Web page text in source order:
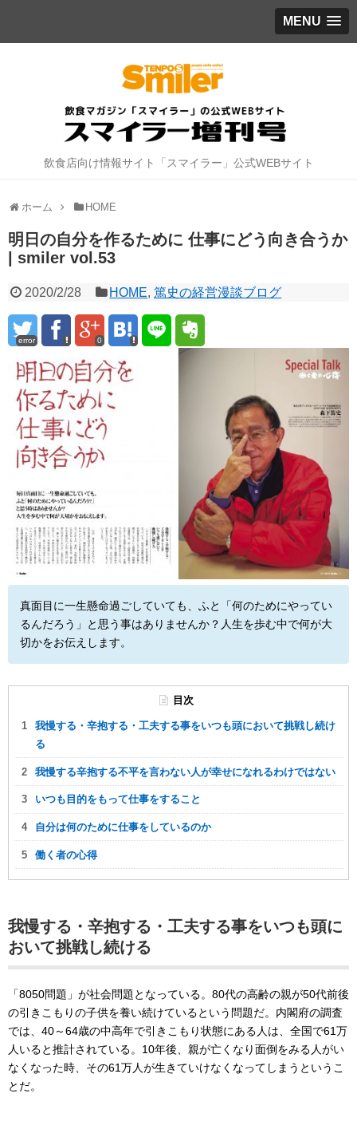
MENU
飲食店向け情報サイト「スマイラー」公式WEBサイト
ホーム HOME
明日の自分を作るために 仕事にどう向き合うか
| smiler vol.53
2020/2/28 HOME,篤史の経営漫談ブログ
error 0
真面目に一生懸命過ごしていても、ふと「何のためにやってい
るんだろう」と思う事はありませんか？人生を歩む中で何が大
切かをお伝えします。
目次
我慢する・辛抱する・工夫する事をいつも頭において挑戦し続け
る
我慢する辛抱する不平を言わない人が幸せになれるわけではない
いつも目的をもって仕事をすること
自分は何のために仕事をしているのか
働く者の心得
我慢する・辛抱する・工夫する事をいつも頭に
おいて挑戦し続ける
「8050問題」が社会問題となっている。80代の高齢の親が50代前後
の引きこもりの子供を養い続けているという問題だ。内閣府の調査
では、40～64歳の中高年で引きこもり状態にある人は、全国で61万
人いると推計されている。10年後、親が亡くなり面倒をみる人がい
なくなった時、その61万人が生きていけなくなってしまうというこ
とだ。